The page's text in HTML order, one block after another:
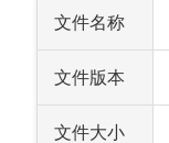
文件名称
文件版本
文件大小